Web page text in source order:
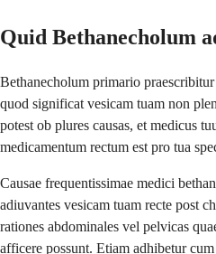
Quid Bethanecholum
Bethanecholum primario
quod significat vesicam tuam non
potest ob plures causas, et medicus
medicamentum rectum est pro tua
Causae frequentissimae medici
adiuvantes vesicam tuam recte post
rationes abdominales vel pelvicas
afficere possunt. Etiam adhibetur